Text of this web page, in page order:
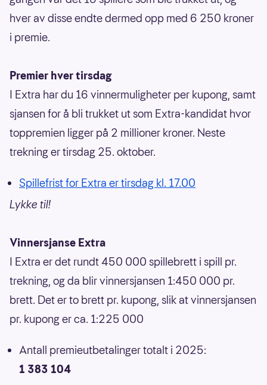
hver av disse endte dermed opp med 6 250 kroner
i premie.
Premier hver tirsdag
I Extra har du 16 vinnermuligheter per kupong, samt
sjansen for å bli trukket ut som Extra-kandidat hvor
toppremien ligger på 2 millioner kroner. Neste
trekning er tirsdag 25. oktober.
Spillefrist for Extra er tirsdag kl. 17.00
Lykke til!
Vinnersjanse Extra
I Extra er det rundt 450 000 spillebrett i spill pr.
trekning, og da blir vinnersjansen 1:450 000 pr.
brett. Det er to brett pr. kupong, slik at vinnersjansen
pr. kupong er ca. 1:225 000
Antall premieutbetalinger totalt i 2025:
1 383 104